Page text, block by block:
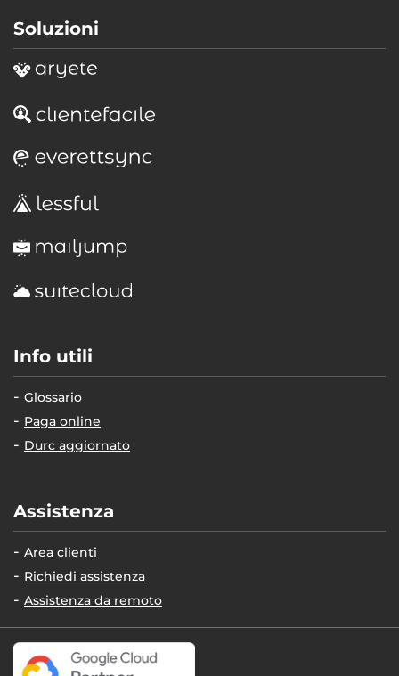
Soluzioni
Info utili
Glossario
Paga online
Durc aggiornato
Assistenza
Area clienti
Richiedi assistenza
Assistenza da remoto